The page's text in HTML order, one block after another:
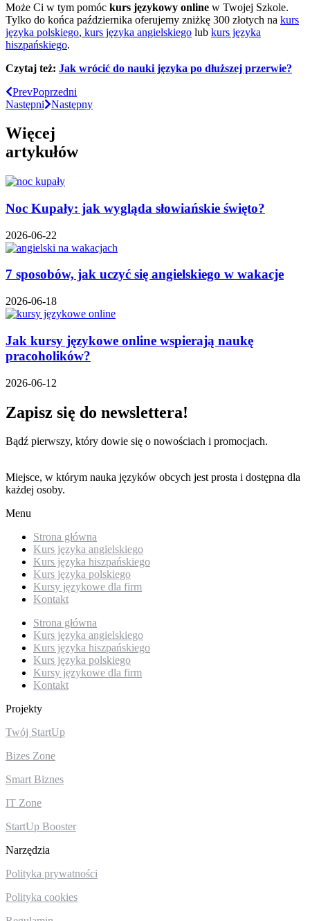
Może Ci w tym pomóc kurs językowy online w Twojej Szkole.
Tylko do końca października oferujemy zniżkę 300 złotych na kurs
języka polskiego, kurs języka angielskiego lub kurs języka
hiszpańskiego.
Czytaj też: Jak wrócić do nauki języka po dłuższej przerwie?
PrevPoprzedni
Następni
Następny
Więcej
artykułów
Noc Kupały: jak wygląda słowiańskie święto?
2026-06-22
7 sposobów, jak uczyć się angielskiego w wakacje
2026-06-18
Jak kursy językowe online wspierają naukę
pracoholików?
2026-06-12
Zapisz się do newslettera!
Bądź pierwszy, który dowie się o nowościach i promocjach.
Miejsce, w którym nauka języków obcych jest prosta i dostępna dla
każdej osoby.
Menu
Strona główna
Kurs języka angielskiego
Kurs języka hiszpańskiego
Kurs języka polskiego
Kursy językowe dla firm
Kontakt
Strona główna
Kurs języka angielskiego
Kurs języka hiszpańskiego
Kurs języka polskiego
Kursy językowe dla firm
Kontakt
Projekty
Twój StartUp
Bizes Zone
Smart Biznes
IT Zone
StartUp Booster
Narzędzia
Polityka prywatności
Polityka cookies